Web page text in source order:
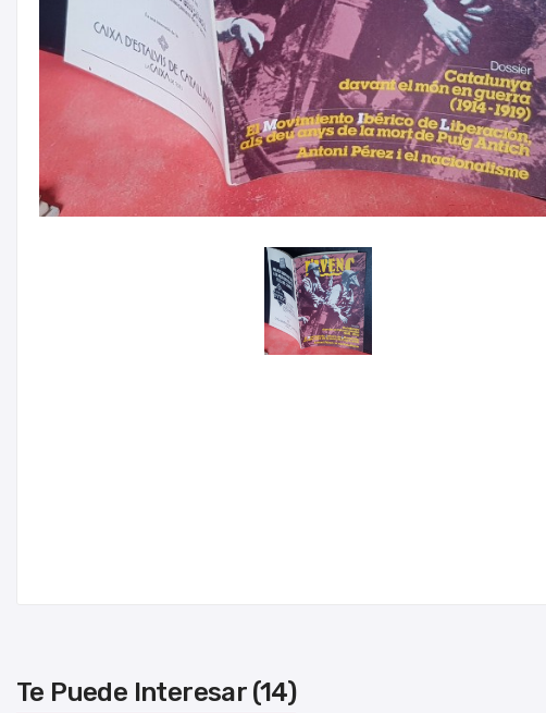
Te Puede Interesar (14)